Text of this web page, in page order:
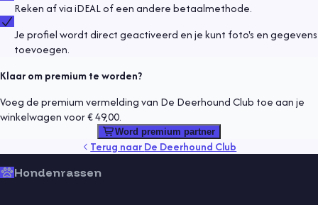
Reken af via iDEAL of een andere betaalmethode.
Je profiel wordt direct geactiveerd en je kunt foto's en gegevens
toevoegen.
Klaar om premium te worden?
Voeg de premium vermelding van De Deerhound Club toe aan je
winkelwagen voor € 49,00.
Word premium partner
Terug naarDe Deerhound Club
Hondenrassen